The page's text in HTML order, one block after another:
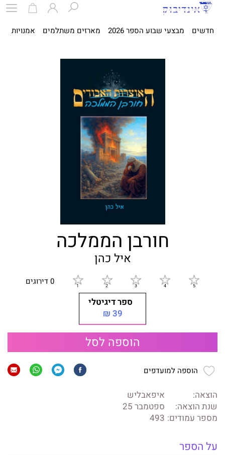
חדשים מבצעי שבוע הספר 2026 מארזים משתלמים אמנויות
חורבן הממלכה
איל כהן
0 דירוגים
ספר דיגיטלי
39 ₪
הוספה לסל
הוספה למועדפים
הוצאה:
איפאבליש
שנת הוצאה:
ספטמבר 25
מספר עמודים: 493
על הספר